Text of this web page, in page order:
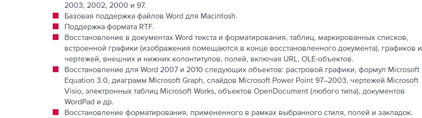
2003, 2002, 2000 и 97.
Базовая поддержка файлов Word для Macintosh.
Поддержка формата RTF.
Восстановление в документах Word текста и форматирования, таблиц, маркированных списков,
встроенной графики (изображения помещаются в конце восстановленного документа), графиков и
чертежей, внешних и нижних колонтитулов, полей, включая URL, OLE-объектов.
Восстановление для Word 2007 и 2010 следующих объектов: растровой графики, формул Microsoft
Equation 3.0, диаграмм Microsoft Graph, слайдов Microsoft Power Point 97–2003, чертежей Microsoft
Visio, электронных таблиц Microsoft Works, объектов OpenDocument (любого типа), документов
WordPad и др.
Восстановление форматирования, примененного в рамках выбранного стиля, полей и закладок.